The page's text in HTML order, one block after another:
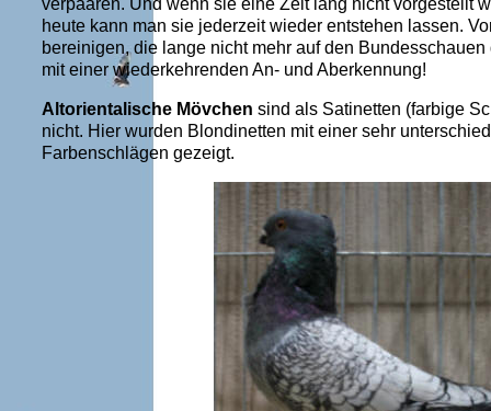
verpaaren. Und wenn sie eine Zeit lang nicht vorgestellt
heute kann man sie jederzeit wieder entstehen lassen.
bereinigen, die lange nicht mehr auf den
mit einer wiederkehrenden An- und Aberkennung!
Altorientalische Mövchen sind als Satinetten (farbige
nicht. Hier wurden Blondinetten mit einer sehr
Farbenschlägen gezeigt.